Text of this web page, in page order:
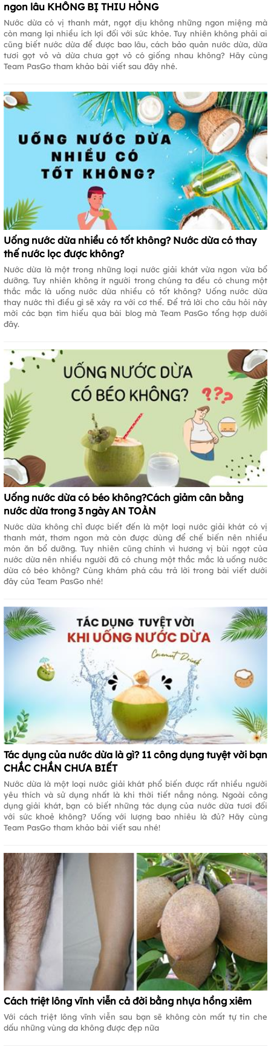
ngon lâu KHÔNG BỊ THIU HỎNG
Nước dừa có vị thanh mát, ngọt dịu không những ngon miệng mà
còn mang lại nhiều ích lợi đối với sức khỏe. Tuy nhiên không phải ai
cũng biết nước dừa để được bao lâu, cách bảo quản nước dừa, dừa
tươi gọt vỏ và dừa chưa gọt vỏ có giống nhau không? Hãy cùng
Team PasGo tham khảo bài viết sau đây nhé.
Uống nước dừa nhiều có tốt không? Nước dừa có thay
thế nước lọc được không?
Nước dừa là một trong những loại nước giải khát vừa ngon vừa bổ
dưỡng. Tuy nhiên không ít người trong chúng ta đều có chung một
thắc mắc là uống nước dừa nhiều có tốt không? Uống nước dừa
thay nước thì điều gì sẽ xảy ra với cơ thể. Để trả lời cho câu hỏi này
mời các bạn tìm hiểu qua bài blog mà Team PasGo tổng hợp dưới
đây.
Uống nước dừa có béo không?Cách giảm cân bằng
nước dừa trong 3 ngày AN TOÀN
Nước dừa không chỉ được biết đến là một loại nước giải khát có vị
thanh mát, thơm ngon mà còn được dùng để chế biến nên nhiều
món ăn bổ dưỡng. Tuy nhiên cũng chính vì hương vị bùi ngọt của
nước dừa nên nhiều người đã có chung một thắc mắc là uống nước
dừa có béo không? Cùng khám phá câu trả lời trong bài viết dưới
đây của Team PasGo nhé!
Tác dụng của nước dừa là gì? 11 công dụng tuyệt vời bạn
CHẮC CHẮN CHƯA BIẾT
Nước dừa là một loại nước giải khát phổ biến được rất nhiều người
yêu thích và sử dụng nhất là khi thời tiết nắng nóng. Ngoài công
dụng giải khát, bạn có biết những tác dụng của nước dừa tươi đối
với sức khoẻ không? Uống với lượng bao nhiêu là đủ? Hãy cùng
Team PasGo tham khảo bài viết sau nhé!
Cách triệt lông vĩnh viễn cả đời bằng nhựa hồng xiêm
Với cách triệt lông vĩnh viễn sau bạn sẽ không còn mất tự tin che
dấu những vùng da không được đẹp nữa